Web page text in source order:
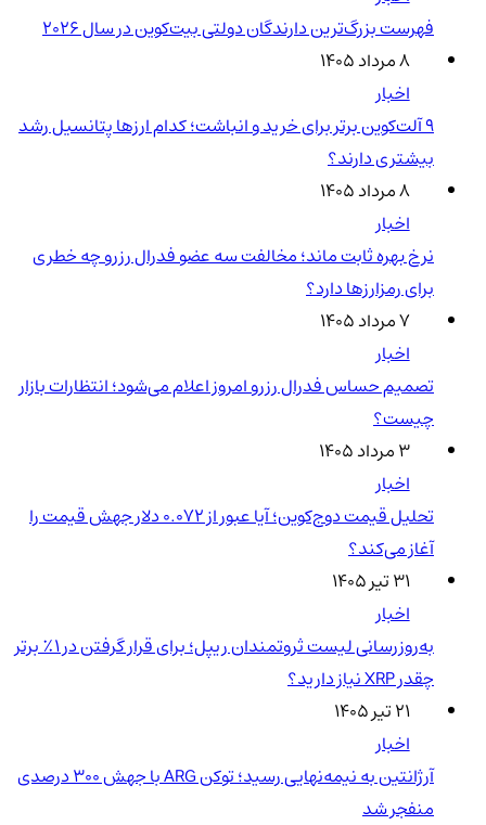
فهرست بزرگ‌ترین دارندگان دولتی بیت‌کوین در سال 2026
۸ مرداد ۱۴۰۵
اخبار
۹ آلت‌کوین برتر برای خرید و انباشت؛ کدام ارزها پتانسیل رشد
بیشتری دارند؟
۸ مرداد ۱۴۰۵
اخبار
نرخ بهره ثابت ماند؛ مخالفت سه عضو فدرال رزرو چه خطری
برای رمزارزها دارد؟
۷ مرداد ۱۴۰۵
اخبار
تصمیم حساس فدرال رزرو امروز اعلام می‌شود؛ انتظارات بازار
چیست؟
۳ مرداد ۱۴۰۵
اخبار
تحلیل قیمت دوج‌کوین؛ آیا عبور از ۰.۰۷۲ دلار جهش قیمت را
آغاز می‌کند؟
۳۱ تیر ۱۴۰۵
اخبار
به‌روزرسانی لیست ثروتمندان ریپل؛ برای قرار گرفتن در ۱٪ برتر
چقدر XRP نیاز دارید؟
۲۱ تیر ۱۴۰۵
اخبار
آرژانتین به نیمه‌نهایی رسید؛ توکن ARG با جهش ۳۰۰ درصدی
منفجر شد